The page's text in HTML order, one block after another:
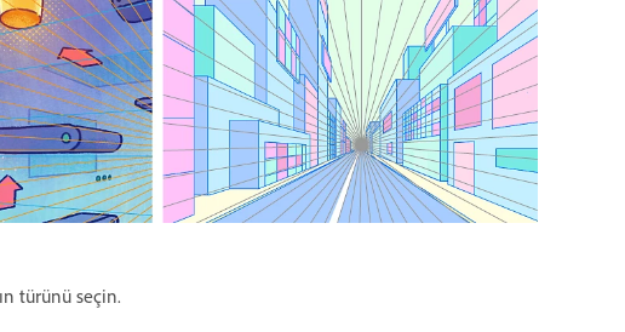
türünü seçin.